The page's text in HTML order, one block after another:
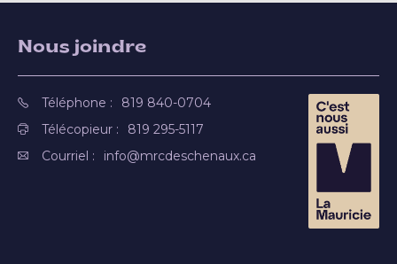
Nous joindre
Téléphone :
819 840-0704
Télécopieur :
819 295-5117
Courriel :
info@mrcdeschenaux.ca